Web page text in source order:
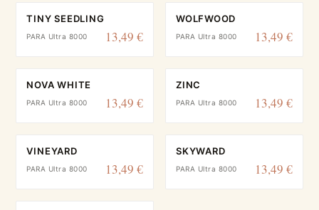
TINY SEEDLING
PARA Ultra 8000 13,49 €
WOLFWOOD
PARA Ultra 8000 13,49 €
NOVA WHITE
PARA Ultra 8000 13,49 €
ZINC
PARA Ultra 8000 13,49 €
VINEYARD
PARA Ultra 8000 13,49 €
SKYWARD
PARA Ultra 8000 13,49 €